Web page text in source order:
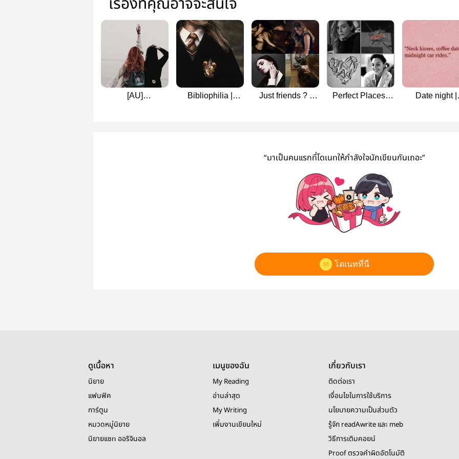
[AU]
Bibliophilia |
Just friends ? |
Perfect Places |
Date night |
“มาเป็นคนแรกที่โดเนทให้กำลังใจนักเขียนกันเถอะ”
โดเนทที่นี่
ดูเนื้อหา
นิยาย
แฟนฟิค
การ์ตูน
หมวดหมู่นิยาย
นิยายแชท ออริจินอล
เมนูของฉัน
My Reading
อ่านล่าสุด
My Writing
เพิ่มงานเขียนใหม่
เกี่ยวกับเรา
ติดต่อเรา
เงื่อนไขในการใช้บริการ
นโยบายความเป็นส่วนตัว
รู้จัก readAwrite และ meb
วิธีการเติมคอยน์
Proof ตรวจคำผิดอัตโนมัติ